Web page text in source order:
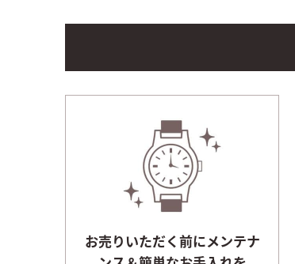
お売りいただく前にメンテナ